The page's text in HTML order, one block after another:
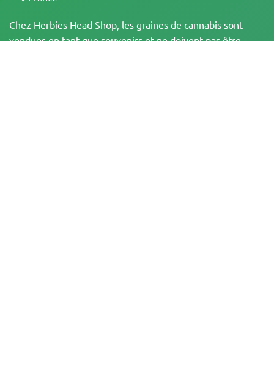
Chez Herbies Head Shop, les graines de cannabis sont
vendues en tant que souvenirs et ne doivent pas être